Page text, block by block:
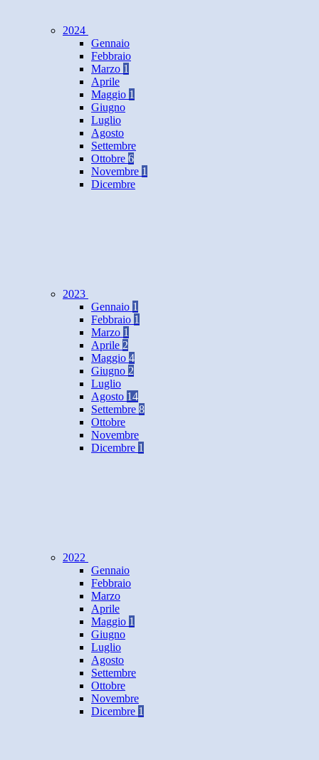
2024
Gennaio
Febbraio
Marzo 1
Aprile
Maggio 1
Giugno
Luglio
Agosto
Settembre
Ottobre 6
Novembre 1
Dicembre
2023
Gennaio 1
Febbraio 1
Marzo 1
Aprile 2
Maggio 4
Giugno 2
Luglio
Agosto 14
Settembre 8
Ottobre
Novembre
Dicembre 1
2022
Gennaio
Febbraio
Marzo
Aprile
Maggio 1
Giugno
Luglio
Agosto
Settembre
Ottobre
Novembre
Dicembre 1